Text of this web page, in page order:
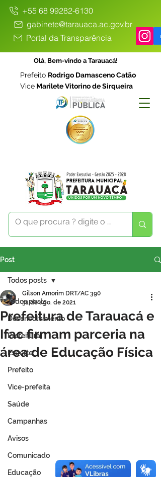
+55 68 99282-6130
gabinete@tarauaca.ac.gov.br
Portal da Transparência
Olá, Bem-vindo a Tarauacá!
Prefeito Rodrigo Damasceno Catão
Vice Marilete Vitorino de Sirqueira
Post
Todos posts
Desenvolvimento
Prefeitura
Esporte
Prefeito
Vice-prefeita
Saúde
Campanhas
Avisos
Comunicado
Educação
Todos posts
Prefeitura de Tarauacá e
Ifac firmam parceria na
área de Educação Física
Gilson Amorim DRT/AC 390
31 de ago. de 2021